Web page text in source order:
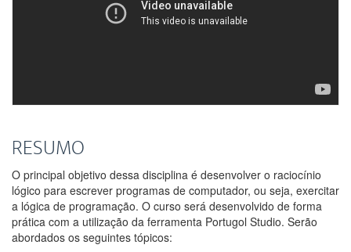
RESUMO
O principal objetivo dessa disciplina é desenvolver o raciocínio
lógico para escrever programas de computador, ou seja, exercitar
a lógica de programação. O curso será desenvolvido de forma
prática com a utilização da ferramenta Portugol Studio. Serão
abordados os seguintes tópicos: